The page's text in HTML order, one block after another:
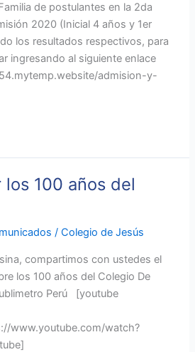
de postulantes en la 2da
2020 (Inicial 4 años y 1er
los resultados respectivos, para
ingresando al siguiente enlace
admision-y-
100 años del
/Colegio de Jesús
compartimos con ustedes el
los 100 años del Colegio De
Perú [youtube
www.youtube.com/watch?